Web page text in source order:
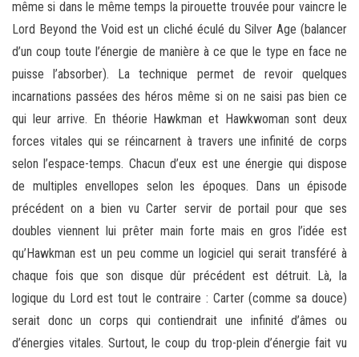
même si dans le même temps la pirouette trouvée pour vaincre le
Lord Beyond the Void est un cliché éculé du Silver Age (balancer
d’un coup toute l’énergie de manière à ce que le type en face ne
puisse l’absorber). La technique permet de revoir quelques
incarnations passées des héros même si on ne saisi pas bien ce
qui leur arrive. En théorie Hawkman et Hawkwoman sont deux
forces vitales qui se réincarnent à travers une infinité de corps
selon l’espace-temps. Chacun d’eux est une énergie qui dispose
de multiples envellopes selon les époques. Dans un épisode
précédent on a bien vu Carter servir de portail pour que ses
doubles viennent lui prêter main forte mais en gros l’idée est
qu’Hawkman est un peu comme un logiciel qui serait transféré à
chaque fois que son disque dûr précédent est détruit. Là, la
logique du Lord est tout le contraire : Carter (comme sa douce)
serait donc un corps qui contiendrait une infinité d’âmes ou
d’énergies vitales. Surtout, le coup du trop-plein d’énergie fait vu